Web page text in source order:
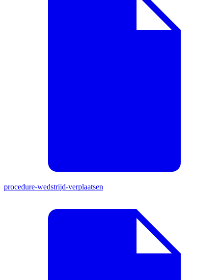
procedure-wedstrijd-verplaatsen